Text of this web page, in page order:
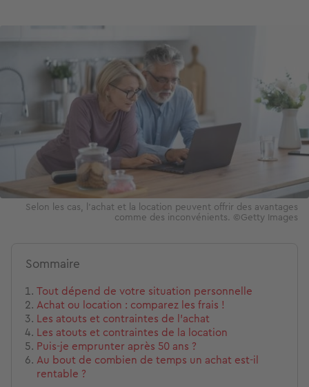
Selon les cas, l’achat et la location peuvent offrir des avantages
comme des inconvénients. ©Getty Images
Sommaire
Tout dépend de votre situation personnelle
Achat ou location : comparez les frais !
Les atouts et contraintes de l’achat
Les atouts et contraintes de la location
Puis-je emprunter après 50 ans ?
Au bout de combien de temps un achat est-il
rentable ?